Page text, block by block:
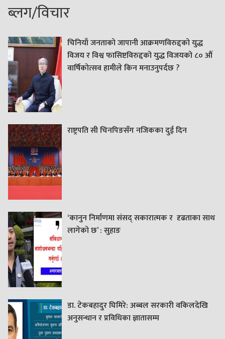
ब्लग/विचार
चिनियाँ जनताको जापानी आक्रमणविरुद्दको युद्ध
विजय र विश्व फासिष्टविरुद्दको युद्ध विजयको ८० औं
वार्षिकोत्सव हामीले किन मनाउनुपर्दछ ?
राष्ट्रपति सी चिनपिङसँग नजिकका दुई दिन
‘कानुन निर्माणमा संसद् सकारात्मक र दृढताका साथ
लागेको छ’ : सुहाङ
डा. टेकबहादुर घिमिरे: अब्बल सरकारी वकिलदेखि
अनुसन्धान र प्रविधिका ज्ञातासम्म